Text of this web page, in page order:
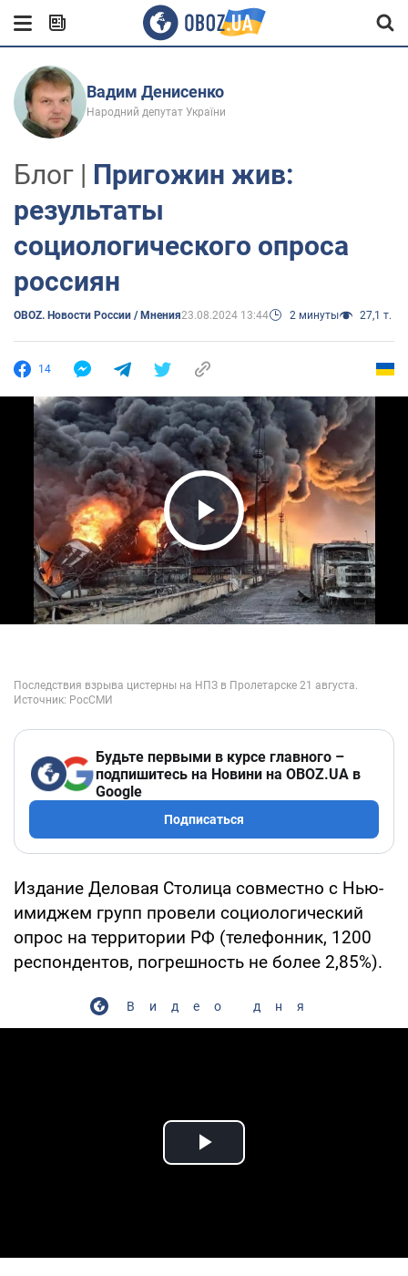
Вадим Денисенко
Народний депутат України
Блог | Пригожин жив:
результаты
социологического опроса
россиян
OBOZ. Новости России / Мнения23.08.2024 13:44 2 минуты 27,1 т.
14
Play Video
Будьте первыми в курсе главного –
подпишитесь на Новини на OBOZ.UA в
Google
Подписаться
Издание Деловая Столица совместно с Нью-
имиджем групп провели социологический
опрос на территории РФ (телефонник, 1200
респондентов, погрешность не более 2,85%).
Видео дня
Play Video